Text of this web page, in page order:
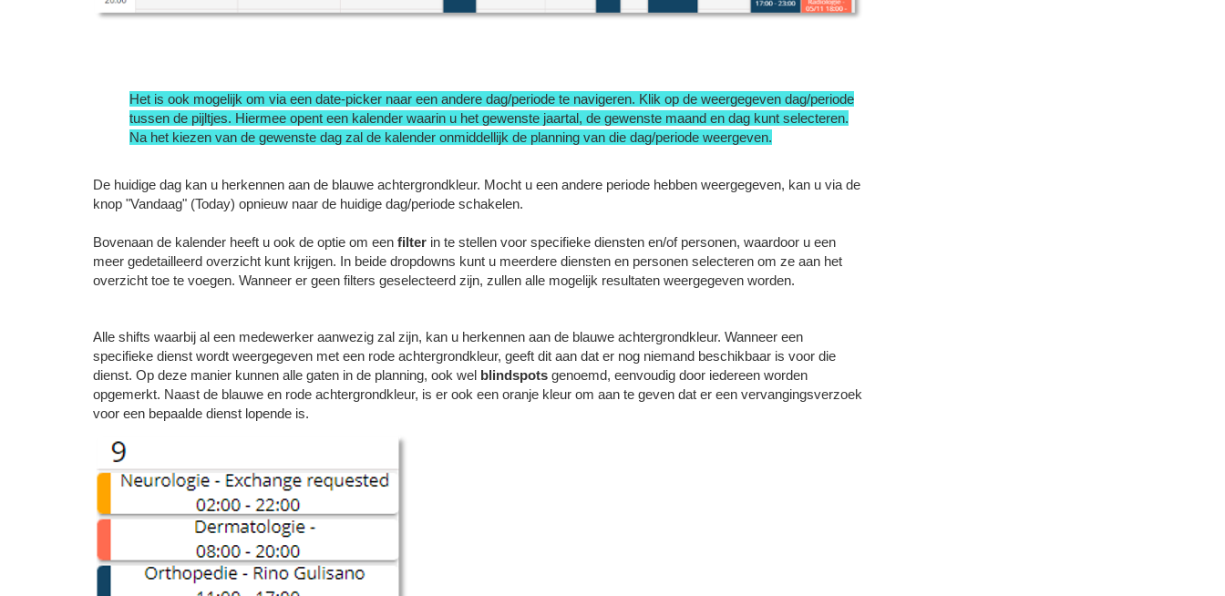
Het is ook mogelijk om via een date-picker naar een andere dag/periode te navigeren. Klik op de weergegeven dag/periode
tussen de pijltjes. Hiermee opent een kalender waarin u het gewenste jaartal, de gewenste maand en dag kunt selecteren.
Na het kiezen van de gewenste dag zal de kalender onmiddellijk de planning van die dag/periode weergeven.
De huidige dag kan u herkennen aan de blauwe achtergrondkleur. Mocht u een andere periode hebben weergegeven, kan u via de
knop "Vandaag" (Today) opnieuw naar de huidige dag/periode schakelen.
Bovenaan de kalender heeft u ook de optie om een filter in te stellen voor specifieke diensten en/of personen, waardoor u een
meer gedetailleerd overzicht kunt krijgen. In beide dropdowns kunt u meerdere diensten en personen selecteren om ze aan het
overzicht toe te voegen. Wanneer er geen filters geselecteerd zijn, zullen alle mogelijk resultaten weergegeven worden.
Alle shifts waarbij al een medewerker aanwezig zal zijn, kan u herkennen aan de blauwe achtergrondkleur. Wanneer een
specifieke dienst wordt weergegeven met een rode achtergrondkleur, geeft dit aan dat er nog niemand beschikbaar is voor die
dienst. Op deze manier kunnen alle gaten in de planning, ook wel blindspots genoemd, eenvoudig door iedereen worden
opgemerkt. Naast de blauwe en rode achtergrondkleur, is er ook een oranje kleur om aan te geven dat er een vervangingsverzoek
voor een bepaalde dienst lopende is.